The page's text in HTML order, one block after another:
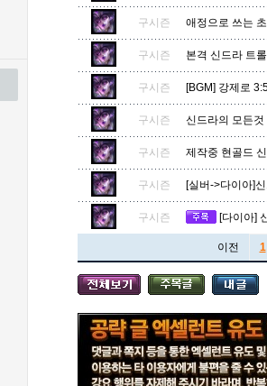
구시즌 애정으로 쓰는
구시즌 본격 신드라 트
구시즌 [BGM] 강제로
구시즌 신드라의 모든
구시즌 제작중 현골드
구시즌 [실버->다이아]
구시즌 [다이아]
이전
1